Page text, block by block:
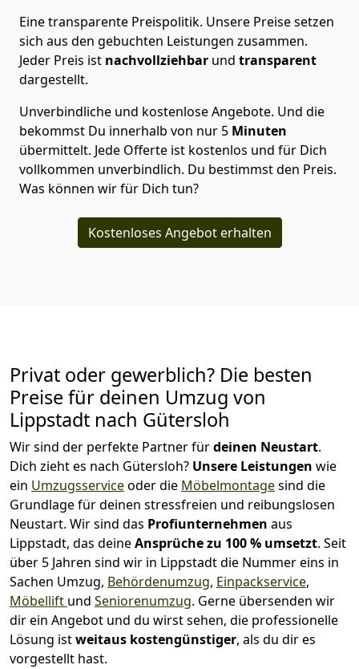
Eine transparente Preispolitik. Unsere Preise setzen
sich aus den gebuchten Leistungen zusammen.
Jeder Preis ist nachvollziehbar und transparent
dargestellt.
Unverbindliche und kostenlose Angebote. Und die
bekommst Du innerhalb von nur 5 Minuten
übermittelt. Jede Offerte ist kostenlos und für Dich
vollkommen unverbindlich. Du bestimmst den Preis.
Was können wir für Dich tun?
Kostenloses Angebot erhalten
Privat oder gewerblich? Die besten
Preise für deinen Umzug von
Lippstadt nach Gütersloh
Wir sind der perfekte Partner fürdeinen Neustart.
Dich zieht es nach Gütersloh? Unsere Leistungen wie
ein Umzugsserviceoder die Möbelmontagesind die
Grundlage für deinen stressfreien und reibungslosen
Neustart. Wir sind das Profiunternehmen aus
Lippstadt, das deineAnsprüche zu 100 % umsetzt. Seit
über 5 Jahren sind wir in Lippstadt die Nummer eins in
Sachen Umzug, Behördenumzug, Einpackservice,
Möbellift und Seniorenumzug. Gerne übersenden wir
dir ein Angebot und du wirst sehen, die professionelle
Lösung istweitaus kostengünstiger, als du dir es
vorgestellt hast.